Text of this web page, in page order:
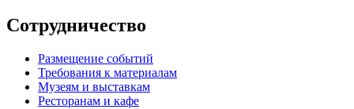
Сотрудничество
Размещение событий
Требования к материалам
Музеям и выставкам
Ресторанам и кафе